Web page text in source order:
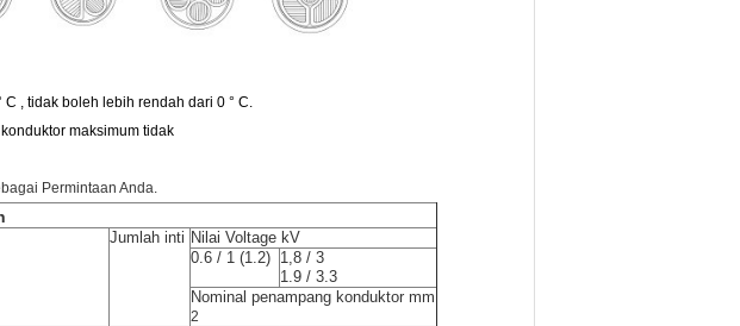
C , tidak boleh lebih rendah dari 0 ° C.
maksimum tidak
Permintaan Anda.
Jumlah inti Nilai Voltage kV
0.6 / 1 (1.2) 1,8 / 3
1.9 / 3.3
Nominal penampang konduktor mm
2